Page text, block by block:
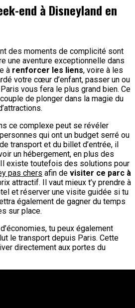
end à Disneyland en
des moments de complicité sont
une aventure exceptionnelle dans
à renforcer les liens, voire à les
votre cœur d’enfant, passer un ou
vous fera le plus grand bien. Ce
de plonger dans la magie du
ce complexe peut se révéler
qui ont un budget serré ou
transport et du billet d’entrée, il
un hébergement, en plus des
existe toutefois des solutions pour
pas chers afin de visiter ce parc à
attractif. Il vaut mieux t’y prendre à
et réserver une visite guidée si tu
également de gagner du temps
sur place.
tu peux également
le transport depuis Paris. Cette
directement aux portes du